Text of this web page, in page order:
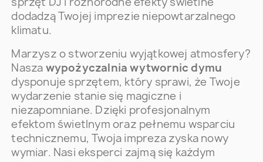
dodadzą Twojej imprezie niepowtarzalnego
klimatu.
Marzysz o stworzeniu wyjątkowej atmosfery?
Nasza wypożyczalnia wytwornic dymu
dysponuje sprzętem, który sprawi, że Twoje
wydarzenie stanie się magiczne i
niezapomniane. Dzięki profesjonalnym
efektom świetlnym oraz pełnemu wsparciu
technicznemu, Twoja impreza zyska nowy
wymiar. Nasi eksperci zajmą się każdym